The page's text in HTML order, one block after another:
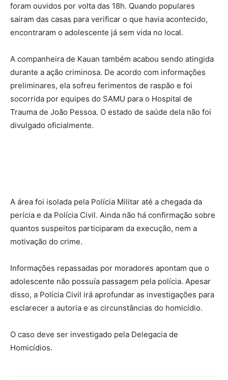
foram ouvidos por volta das 18h. Quando populares
saíram das casas para verificar o que havia acontecido,
encontraram o adolescente já sem vida no local.
A companheira de Kauan também acabou sendo atingida
durante a ação criminosa. De acordo com informações
preliminares, ela sofreu ferimentos de raspão e foi
socorrida por equipes do SAMU para o Hospital de
Trauma de João Pessoa. O estado de saúde dela não foi
divulgado oficialmente.
A área foi isolada pela Polícia Militar até a chegada da
perícia e da Polícia Civil. Ainda não há confirmação sobre
quantos suspeitos participaram da execução, nem a
motivação do crime.
Informações repassadas por moradores apontam que o
adolescente não possuía passagem pela polícia. Apesar
disso, a Polícia Civil irá aprofundar as investigações para
esclarecer a autoria e as circunstâncias do homicídio.
O caso deve ser investigado pela Delegacia de
Homicídios.